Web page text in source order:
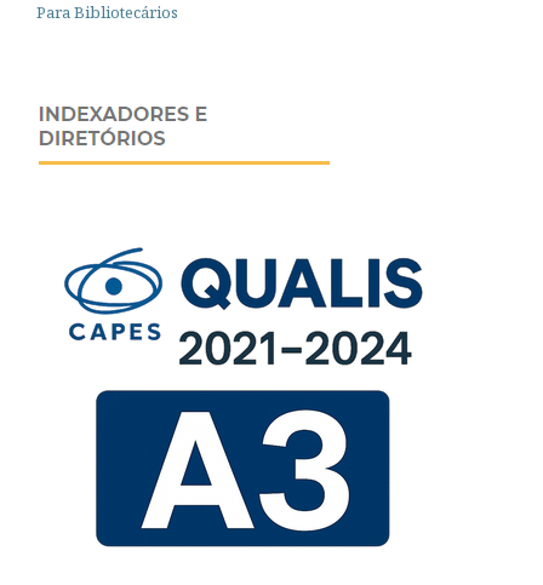
Para Bibliotecários